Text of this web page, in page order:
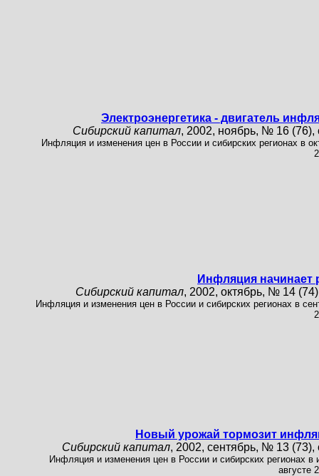
Электроэнергетика - двигатель
Сибирский капитал, 2002, ноябрь, № 16 (76),
Инфляция и изменения цен в России и сибирских регионах в
Инфляция начинает
Сибирский капитал, 2002, октябрь, № 14
Инфляция и изменения цен в России и сибирских регионах в
Новый урожай тормозит
Сибирский капитал, 2002, сентябрь, № 13 (73),
Инфляция и изменения цен в России и сибирских регионах в
августе